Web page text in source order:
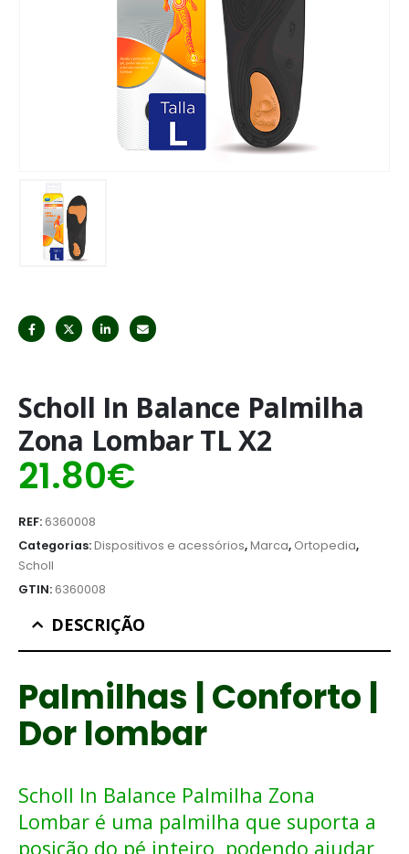
Scholl In Balance Palmilha
Zona Lombar TL X2
21.80€
REF:6360008
Categorias:Dispositivos e acessórios,Marca, Ortopedia,
Scholl
GTIN:6360008
DESCRIÇÃO
Palmilhas | Conforto |
Dor lombar
Scholl In Balance Palmilha Zona
Lombar é uma palmilha que suporta a
posição do pé inteiro, podendo ajudar